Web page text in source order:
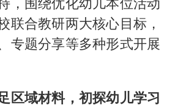
夏日经济乘“热”而上 消费市场向“新”而行
乐享全民健身 共筑健康中国
联合教研两大核心目标，
专题分享等多种形式开展
区域材料，初探幼儿学习